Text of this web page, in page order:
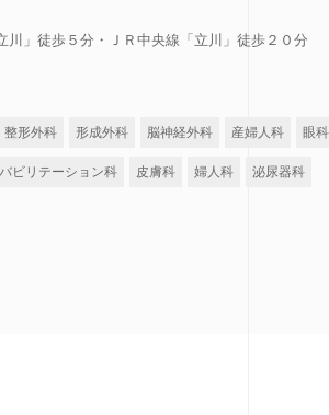
川」徒歩５分・ＪＲ中央線「立川」徒歩２０分
整形外科 形成外科 脳神経外科 産婦人科 眼科
ビリテーション科 皮膚科 婦人科 泌尿器科